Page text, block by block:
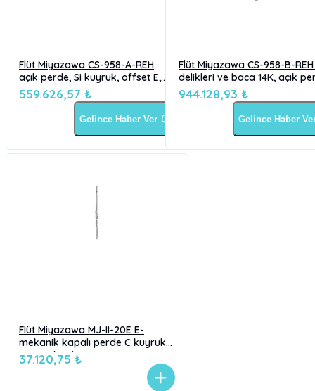
Flüt Miyazawa CS-958-A-REH
açık perde, Si kuyruk, offset E,
Straubinger pads
559.626,57 ₺
Gelince Haber Ver
Flüt Miyazawa CS-958-B-
delikleri ve baca 14K, açık
Si kuyruk, offset E, Straub.
944.128,93 ₺
Gelince Haber
Flüt Miyazawa MJ-II-20E E-
mekanik kapalı perde C kuyruk
gümüş kaplama
37.120,75 ₺